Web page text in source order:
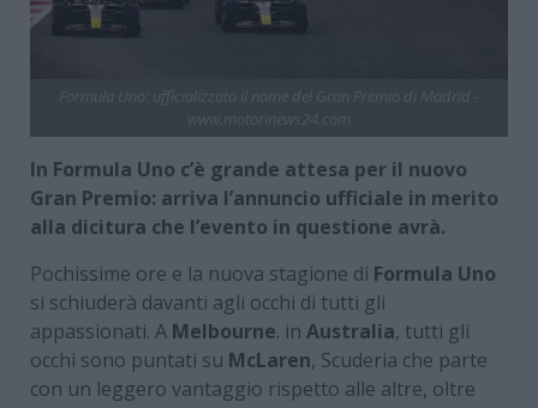
In Formula Uno c’è grande attesa per il nuovo
Gran Premio: arriva l’annuncio ufficiale in merito
alla dicitura che l’evento in questione avrà.
Pochissime ore e la nuova stagione di Formula Uno
si schiuderà davanti agli occhi di tutti gli
appassionati. A Melbourne. in Australia, tutti gli
occhi sono puntati su McLaren, Scuderia che parte
con un leggero vantaggio rispetto alle altre, oltre